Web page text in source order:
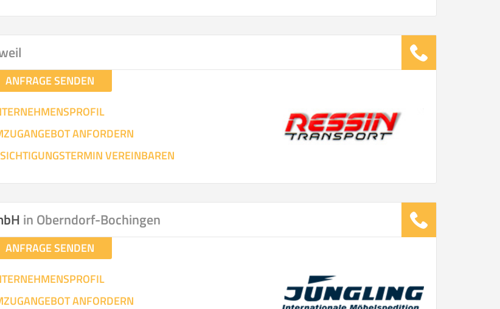
Stunden
€ -€ .
Zeit pro Mitarbeiter
Stunden
Gesamt-Arbeitszeit
Stunden
KOSTENSCHÄTZUNG:
ANFRAGE SENDEN
ANFORDERN
VEREINBAREN
in Oberndorf-Bochingen
ANFRAGE SENDEN
ANFORDERN